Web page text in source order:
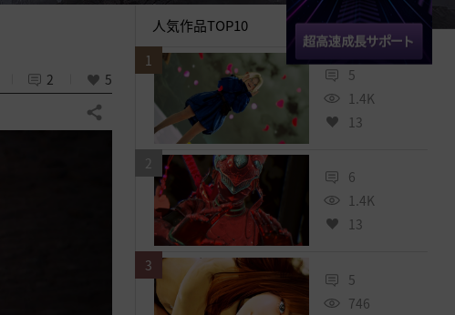
2 5
共有する
人気作品TOP10
1
5
1.4K
13
2
6
1.4K
13
3
5
746